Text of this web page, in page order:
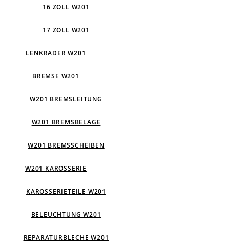
16 ZOLL W201
17 ZOLL W201
LENKRÄDER W201
BREMSE W201
W201 BREMSLEITUNG
W201 BREMSBELÄGE
W201 BREMSSCHEIBEN
W201 KAROSSERIE
KAROSSERIETEILE W201
BELEUCHTUNG W201
REPARATURBLECHE W201